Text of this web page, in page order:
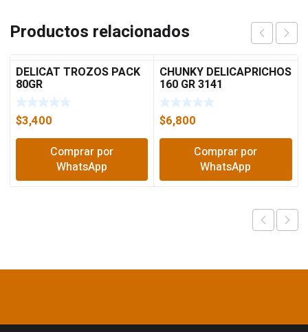
Productos relacionados
DELICAT TROZOS PACK
80GR
$3,400
Comprar por
WhatsApp
CHUNKY DELICAPRICHOS
160 GR 3141
$6,800
Comprar por
WhatsApp